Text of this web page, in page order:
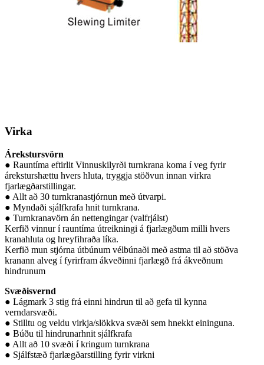
Virka
Árekstursvörn
● Rauntíma eftirlit Vinnuskilyrði turnkrana koma í veg fyrir
áreksturshættu hvers hluta, tryggja stöðvun innan virkra
fjarlægðarstillingar.
● Allt að 30 turnkranastjórnun með útvarpi.
● Myndaði sjálfkrafa hnit turnkrana.
● Turnkranavörn án nettengingar (valfrjálst)
Kerfið vinnur í rauntíma útreikningi á fjarlægðum milli hvers
kranahluta og hreyfihraða líka.
Kerfið mun stjórna útbúnum vélbúnaði með astma til að stöðva
kranann alveg í fyrirfram ákveðinni fjarlægð frá ákveðnum
hindrunum
Svæðisvernd
● Lágmark 3 stig frá einni hindrun til að gefa til kynna
verndarsvæði.
● Stilltu og veldu virkja/slökkva svæði sem hnekkt eininguna.
● Búðu til hindrunarhnit sjálfkrafa
● Allt að 10 svæði í kringum turnkrana
● Sjálfstæð fjarlægðarstilling fyrir virkni